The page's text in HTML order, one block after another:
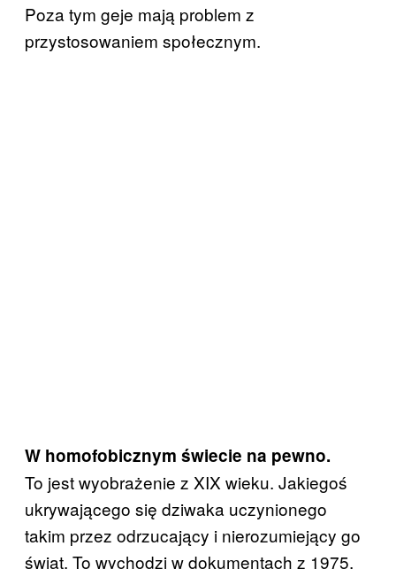
Poza tym geje mają problem z
przystosowaniem społecznym.
W homofobicznym świecie na pewno.
To jest wyobrażenie z XIX wieku. Jakiegoś
ukrywającego się dziwaka uczynionego
takim przez odrzucający i nierozumiejący go
świat. To wychodzi w dokumentach z 1975,